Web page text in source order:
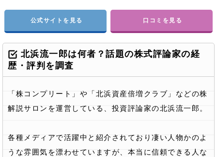
公式サイトを見る 口コミを見る
北浜流一郎は何者？話題の株式評論家の経
歴・評判を調査
「株コンプリート」や「北浜資産倍増クラブ」などの株
解説サロンを運営している、投資評論家の北浜流一郎。
各種メディアで活躍中と紹介されており凄い人物かのよ
うな雰囲気を漂わせていますが、本当に信頼できる人な